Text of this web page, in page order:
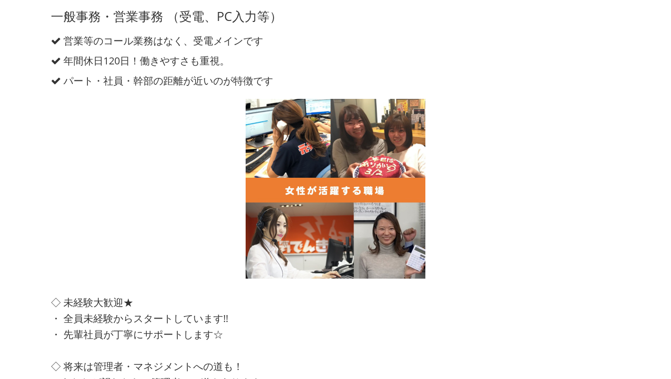
一般事務・営業事務 （受電、PC入力等）
営業等のコール業務はなく、受電メインです
年間休日120日！働きやすさも重視。
パート・社員・幹部の距離が近いのが特徴です
◇ 未経験大歓迎★
・ 全員未経験からスタートしています!!
・ 先輩社員が丁寧にサポートします☆
◇ 将来は管理者・マネジメントへの道も！